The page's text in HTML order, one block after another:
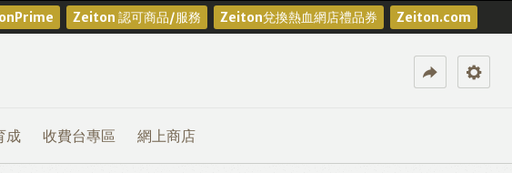
Zeiton 認可商品/服務 Zeiton兌換熱血網店禮品券 Zeiton.com
成 收費台專區 網上商店